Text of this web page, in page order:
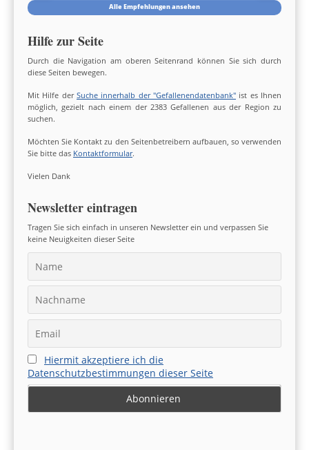
Alle Empfehlungen ansehen
Hilfe zur Seite
Durch die Navigation am oberen Seitenrand können Sie sich durch
diese Seiten bewegen.
Mit Hilfe der Suche innerhalb der "Gefallenendatenbank" ist es Ihnen
möglich, gezielt nach einem der 2383 Gefallenen aus der Region zu
suchen.
Möchten Sie Kontakt zu den Seitenbetreibern aufbauen, so verwenden
Sie bitte das Kontaktformular.
Vielen Dank
Newsletter eintragen
Tragen Sie sich einfach in unseren Newsletter ein und verpassen Sie
keine Neuigkeiten dieser Seite
Hiermit akzeptiere ich die
Datenschutzbestimmungen dieser Seite